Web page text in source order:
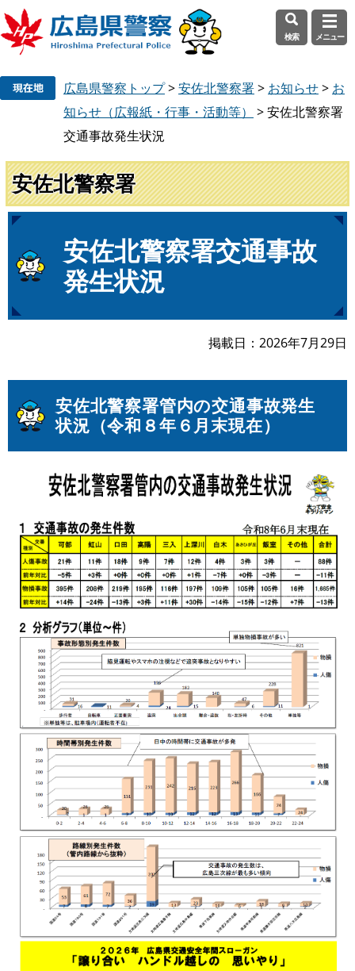
頭
で
す
。
飛
ば
し
て
検索 メニュー
広島県警察トップ>安佐北警察署> お知らせ> お
知らせ（広報紙・行事・活動等）
>安佐北警察署
交通事故発生状況
安佐北警察署
文
安佐北警察署交通事故
発生状況
掲載日 2026年7月29日
安佐北警察署管内の交通事故発生
状況（令和８年６月末現在）